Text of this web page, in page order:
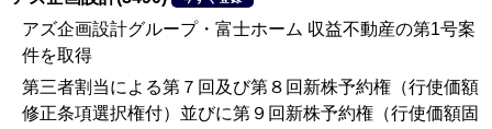
アズ企画設計グループ・富士ホーム 収益不動産の第1号案
件を取得
第三者割当による第７回及び第８回新株予約権（行使価額
修正条項選択権付）並びに第９回新株予約権（行使価額固